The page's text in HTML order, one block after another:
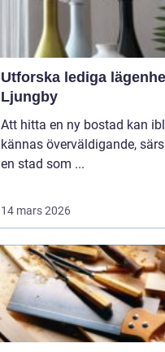
Utforska lediga
Ljungby
Att hitta en ny bostad kan
kännas överväldigande,
en stad som ...
14 mars 2026